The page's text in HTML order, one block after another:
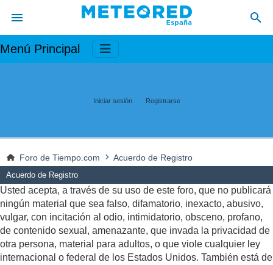
Menú Principal
Iniciar sesión Registrarse
Foro de Tiempo.com Acuerdo de Registro
Acuerdo de Registro
Usted acepta, a través de su uso de este foro, que no publicará
ningún material que sea falso, difamatorio, inexacto, abusivo,
vulgar, con incitación al odio, intimidatorio, obsceno, profano,
de contenido sexual, amenazante, que invada la privacidad de
otra persona, material para adultos, o que viole cualquier ley
internacional o federal de los Estados Unidos. También está de